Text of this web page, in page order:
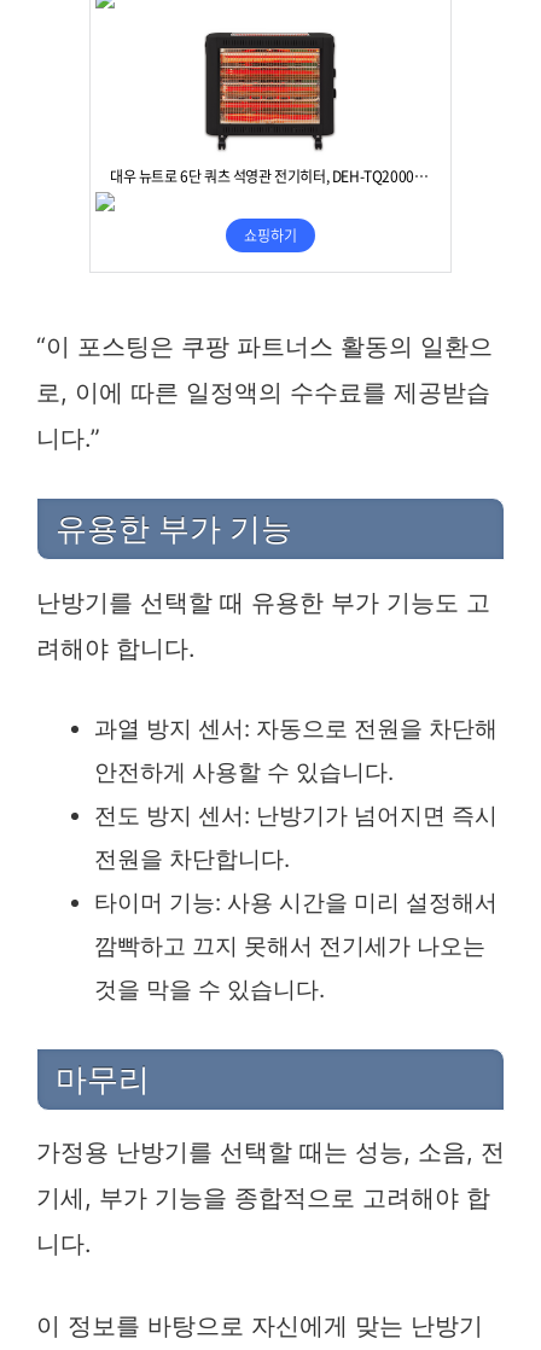
“이 포스팅은 쿠팡 파트너스 활동의 일환으
로, 이에 따른 일정액의 수수료를 제공받습
니다.”
유용한 부가 기능
난방기를 선택할 때 유용한 부가 기능도 고
려해야 합니다.
과열 방지 센서: 자동으로 전원을 차단해
안전하게 사용할 수 있습니다.
전도 방지 센서: 난방기가 넘어지면 즉시
전원을 차단합니다.
타이머 기능: 사용 시간을 미리 설정해서
깜빡하고 끄지 못해서 전기세가 나오는
것을 막을 수 있습니다.
마무리
가정용 난방기를 선택할 때는 성능, 소음, 전
기세, 부가 기능을 종합적으로 고려해야 합
니다.
이 정보를 바탕으로 자신에게 맞는 난방기